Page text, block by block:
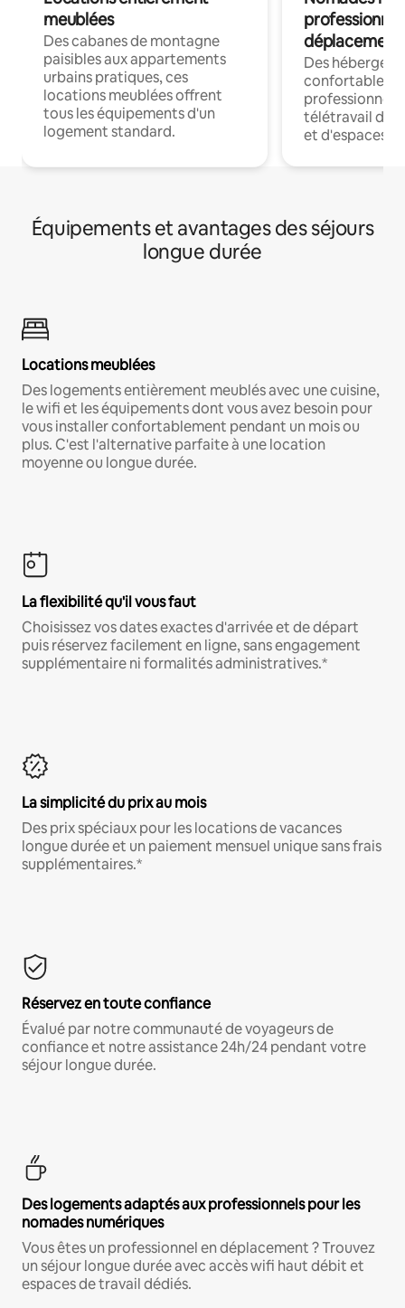
meublées
Des cabanes de montagne
paisibles aux appartements
urbains pratiques, ces
locations meublées offrent
tous les équipements d'un
logement standard.
déplacement
Des
confortables
professionnels
télétravail
et d'espaces
Équipements et avantages des séjours
longue durée
Locations meublées
Des logements entièrement meublés avec une cuisine,
le wifi et les équipements dont vous avez besoin pour
vous installer confortablement pendant un mois ou
plus. C'est l'alternative parfaite à une location
moyenne ou longue durée.
La flexibilité qu'il vous faut
Choisissez vos dates exactes d'arrivée et de départ
puis réservez facilement en ligne, sans engagement
supplémentaire ni formalités administratives.*
La simplicité du prix au mois
Des prix spéciaux pour les locations de vacances
longue durée et un paiement mensuel unique sans frais
supplémentaires.*
Réservez en toute confiance
Évalué par notre communauté de voyageurs de
confiance et notre assistance 24h/24 pendant votre
séjour longue durée.
Des logements adaptés aux professionnels pour les
nomades numériques
Vous êtes un professionnel en déplacement ? Trouvez
un séjour longue durée avec accès wifi haut débit et
espaces de travail dédiés.